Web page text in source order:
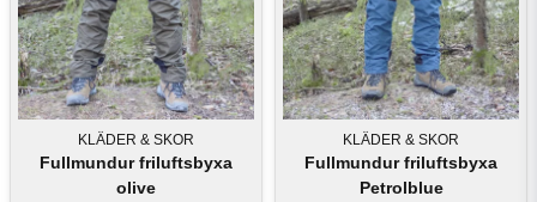
KLÄDER & SKOR
Fullmundur friluftsbyxa
olive
KLÄDER & SKOR
Fullmundur friluftsbyxa
Petrolblue